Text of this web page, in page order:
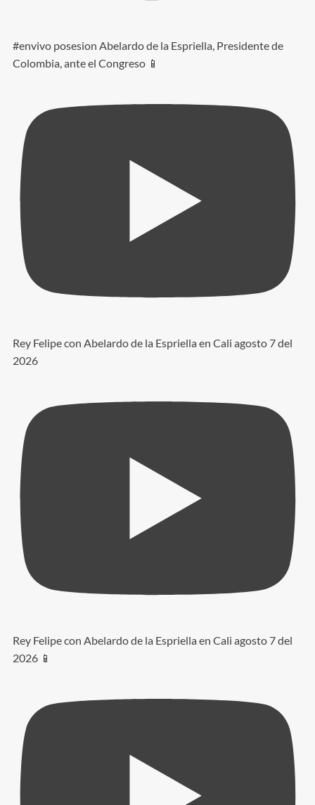
#envivo posesion Abelardo de la Espriella, Presidente de
Colombia, ante el Congreso 📱
Rey Felipe con Abelardo de la Espriella en Cali agosto 7 del
2026
Rey Felipe con Abelardo de la Espriella en Cali agosto 7 del
2026 📱